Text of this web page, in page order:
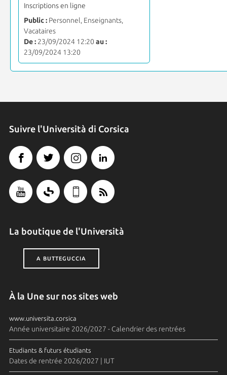
Inscriptions en ligne
Public :Personnel, Enseignants,
Vacataires
De :23/09/2024 12:20 au :
23/09/2024 13:20
Suivre l'Università di Corsica
La boutique de l'Università
A BUTTEGUCCIA
À la Une sur nos sites web
www.universita.corsica
Année universitaire 2026/2027 - Calendrier des rentrées
Etudiants & futurs étudiants
Dates de rentrée 2026/2027 | IUT